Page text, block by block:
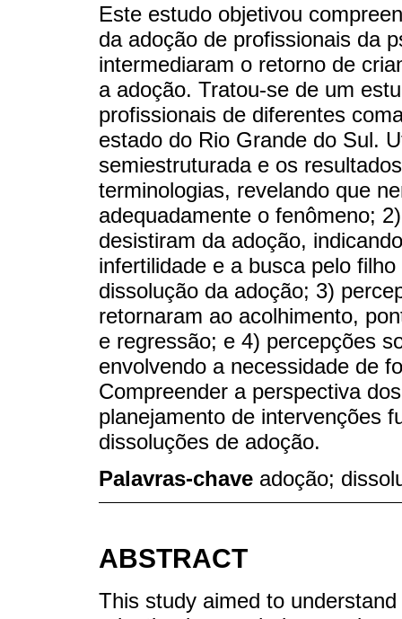
Este estudo objetivou
da adoção de profissionais da
intermediaram o retorno de
a adoção. Tratou-se de um
profissionais de diferentes
estado do Rio Grande do Sul.
semiestruturada e os
terminologias, revelando que
adequadamente o fenômeno;
desistiram da adoção,
infertilidade e a busca pelo
dissolução da adoção; 3)
retornaram ao acolhimento,
e regressão; e 4) percepções
envolvendo a necessidade de
Compreender a perspectiva
planejamento de intervenções
dissoluções de adoção.
Palavras-chave adoção;
ABSTRACT
This study aimed to